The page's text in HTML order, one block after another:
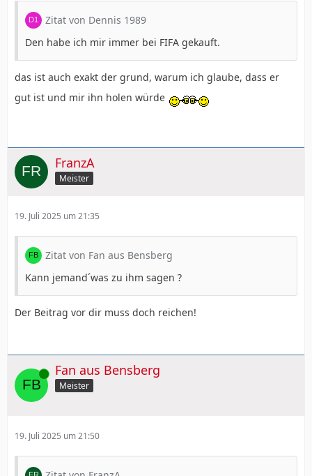
Zitat von Dennis 1989
Den habe ich mir immer bei FIFA gekauft.
das ist auch exakt der grund, warum ich glaube, dass er
gut ist und mir ihn holen würde
FranzA
Meister
19. Juli 2025 um 21:35
Zitat von Fan aus Bensberg
Kann jemand´was zu ihm sagen ?
Der Beitrag vor dir muss doch reichen!
Online Fan aus Bensberg
Meister
19. Juli 2025 um 21:50